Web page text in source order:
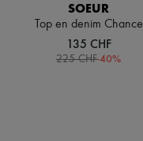
SOEUR
Top en denim Chance
135 CHF
225 CHF-40%